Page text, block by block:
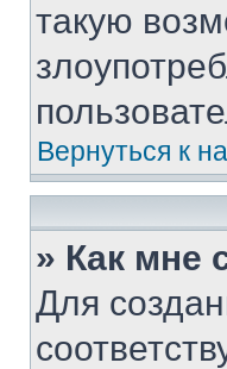
такую
Вернуться к
» Как мне
Для